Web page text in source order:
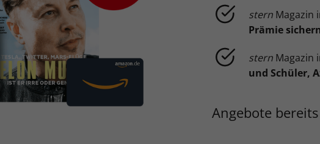
sternMagazin
Prämie
sternMagazin
und Schüler,
Angebote bereits